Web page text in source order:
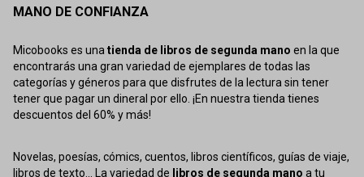
MANO DE CONFIANZA
Micobooks es unatienda de libros de segunda mano en la que
encontrarás una gran variedad de ejemplares de todas las
categorías y géneros para que disfrutes de la lectura sin tener
tener que pagar un dineral por ello. ¡En nuestra tienda tienes
descuentos del 60% y más!
Novelas, poesías, cómics, cuentos, libros científicos, guías de viaje,
libros de texto... La variedad de libros de segunda mano a tu